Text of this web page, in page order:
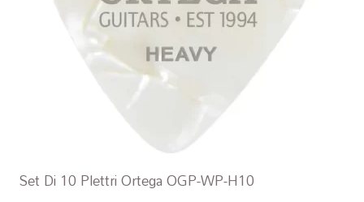
Set Di 10 Plettri Ortega OGP-WP-H10